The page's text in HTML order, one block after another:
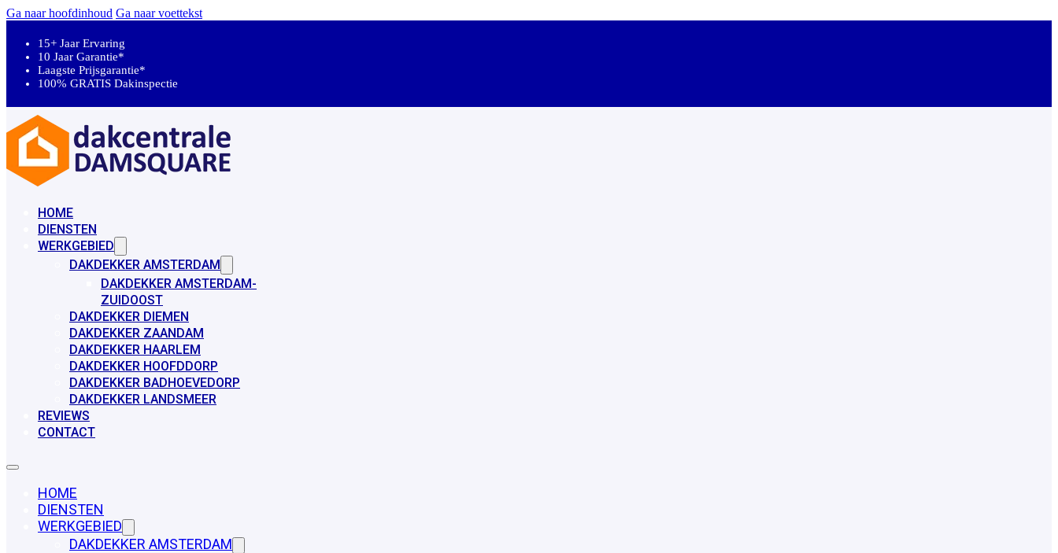
Ga naar hoofdinhoud Ga naar voettekst
15+ Jaar Ervaring
10 Jaar Garantie*
Laagste Prijsgarantie*
100% GRATIS Dakinspectie
HOME
DIENSTEN
WERKGEBIED
DAKDEKKER AMSTERDAM
DAKDEKKER AMSTERDAM-
ZUIDOOST
DAKDEKKER DIEMEN
DAKDEKKER ZAANDAM
DAKDEKKER HAARLEM
DAKDEKKER HOOFDDORP
DAKDEKKER BADHOEVEDORP
DAKDEKKER LANDSMEER
REVIEWS
CONTACT
HOME
DIENSTEN
WERKGEBIED
DAKDEKKER AMSTERDAM